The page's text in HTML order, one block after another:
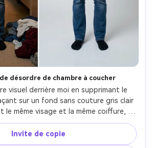
désordre de chambre à coucher
visuel derrière moi en supprimant le
sur un fond sans couture gris clair
le même visage et la même coiffure,
détails de la tenue et la même pose,
d'éclairage originale et les ombres
visage et les vêtements, garder les
Invite de copie